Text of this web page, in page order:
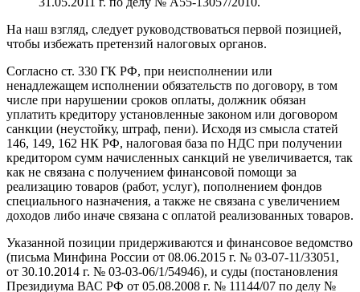
На наш взгляд, следует руководствоваться первой позицией,
чтобы избежать претензий налоговых органов.
Согласно ст. 330 ГК РФ, при неисполнении или
ненадлежащем исполнении обязательств по договору, в том
числе при нарушении сроков оплаты, должник обязан
уплатить кредитору установленные законом или договором
санкции (неустойку, штраф, пени). Исходя из смысла статей
146, 149, 162 НК РФ, налоговая база по НДС при получении
кредитором сумм начисленных санкций не увеличивается, так
как не связана с получением финансовой помощи за
реализацию товаров (работ, услуг), пополнением фондов
специального назначения, а также не связана с увеличением
доходов либо иначе связана с оплатой реализованных товаров.
Указанной позиции придерживаются и финансовое ведомство
(письма Минфина России от 08.06.2015 г. № 03-07-11/33051,
от 30.10.2014 г. № 03-03-06/1/54946), и суды (постановления
Президиума ВАС РФ от 05.08.2008 г. № 11144/07 по делу №